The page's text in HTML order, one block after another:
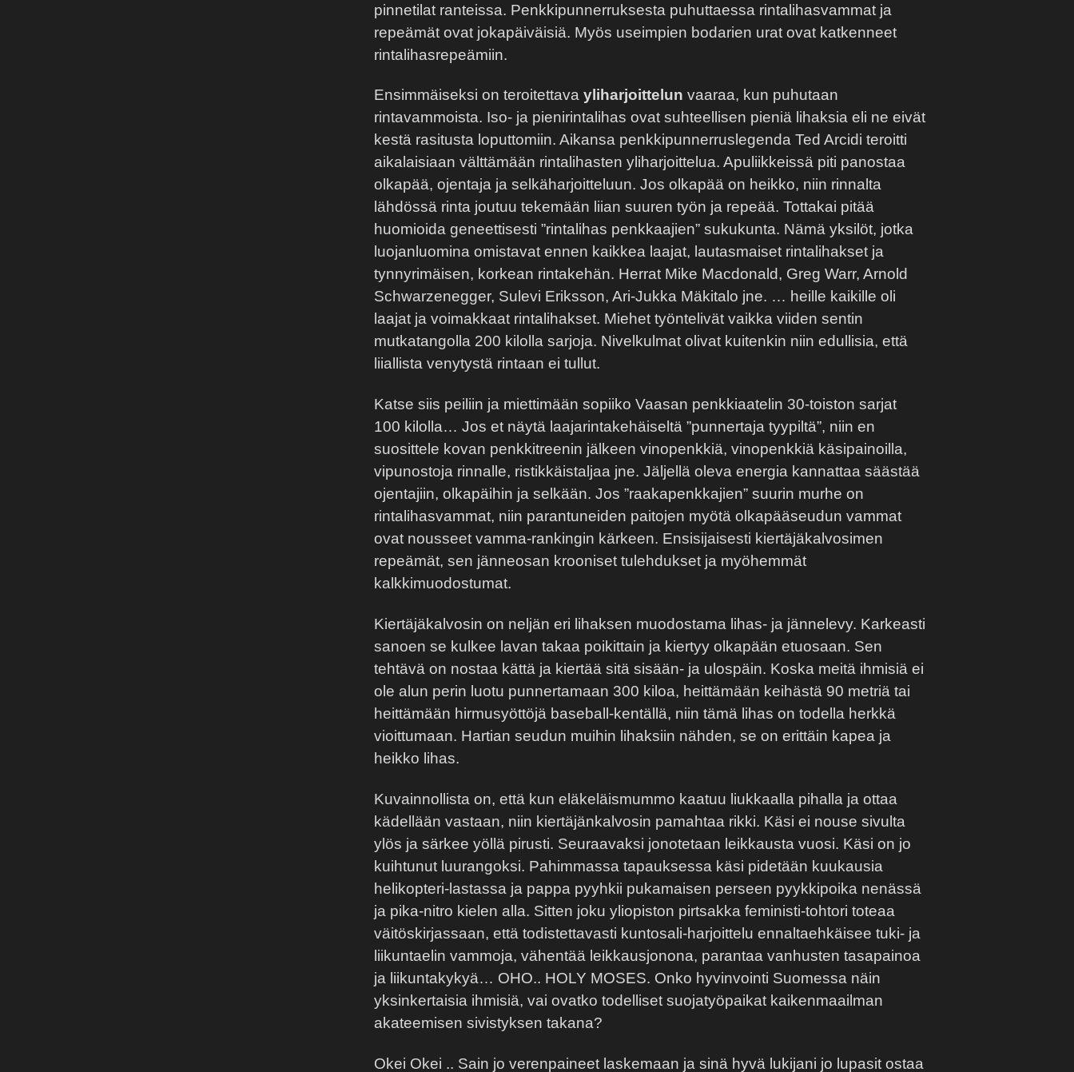
pinnetilat ranteissa. Penkkipunnerruksesta puhuttaessa rintalihasvammat ja
repeämät ovat jokapäiväisiä. Myös useimpien bodarien urat ovat katkenneet
rintalihasrepeämiin.
Ensimmäiseksi on teroitettavayliharjoittelun vaaraa, kun puhutaan
rintavammoista. Iso- ja pienirintalihas ovat suhteellisen pieniä lihaksia eli ne eivät
kestä rasitusta loputtomiin. Aikansa penkkipunnerruslegenda Ted Arcidi teroitti
aikalaisiaan välttämään rintalihasten yliharjoittelua. Apuliikkeissä piti panostaa
olkapää, ojentaja ja selkäharjoitteluun. Jos olkapää on heikko, niin rinnalta
lähdössä rinta joutuu tekemään liian suuren työn ja repeää. Tottakai pitää
huomioida geneettisesti ”rintalihas penkkaajien” sukukunta. Nämä yksilöt, jotka
luojanluomina omistavat ennen kaikkea laajat, lautasmaiset rintalihakset ja
tynnyrimäisen, korkean rintakehän. Herrat Mike Macdonald, Greg Warr, Arnold
Schwarzenegger, Sulevi Eriksson, Ari-Jukka Mäkitalo jne. … heille kaikille oli
laajat ja voimakkaat rintalihakset. Miehet työntelivät vaikka viiden sentin
mutkatangolla 200 kilolla sarjoja. Nivelkulmat olivat kuitenkin niin edullisia, että
liiallista venytystä rintaan ei tullut.
Katse siis peiliin ja miettimään sopiiko Vaasan penkkiaatelin 30-toiston sarjat
100 kilolla… Jos et näytä laajarintakehäiseltä ”punnertaja tyypiltä”, niin en
suosittele kovan penkkitreenin jälkeen vinopenkkiä, vinopenkkiä käsipainoilla,
vipunostoja rinnalle, ristikkäistaljaa jne. Jäljellä oleva energia kannattaa säästää
ojentajiin, olkapäihin ja selkään. Jos ”raakapenkkajien” suurin murhe on
rintalihasvammat, niin parantuneiden paitojen myötä olkapääseudun vammat
ovat nousseet vamma-rankingin kärkeen. Ensisijaisesti kiertäjäkalvosimen
repeämät, sen jänneosan krooniset tulehdukset ja myöhemmät
kalkkimuodostumat.
Kiertäjäkalvosin on neljän eri lihaksen muodostama lihas- ja jännelevy. Karkeasti
sanoen se kulkee lavan takaa poikittain ja kiertyy olkapään etuosaan. Sen
tehtävä on nostaa kättä ja kiertää sitä sisään- ja ulospäin. Koska meitä ihmisiä ei
ole alun perin luotu punnertamaan 300 kiloa, heittämään keihästä 90 metriä tai
heittämään hirmusyöttöjä baseball-kentällä, niin tämä lihas on todella herkkä
vioittumaan. Hartian seudun muihin lihaksiin nähden, se on erittäin kapea ja
heikko lihas.
Kuvainnollista on, että kun eläkeläismummo kaatuu liukkaalla pihalla ja ottaa
kädellään vastaan, niin kiertäjänkalvosin pamahtaa rikki. Käsi ei nouse sivulta
ylös ja särkee yöllä pirusti. Seuraavaksi jonotetaan leikkausta vuosi. Käsi on jo
kuihtunut luurangoksi. Pahimmassa tapauksessa käsi pidetään kuukausia
helikopteri-lastassa ja pappa pyyhkii pukamaisen perseen pyykkipoika nenässä
ja pika-nitro kielen alla. Sitten joku yliopiston pirtsakka feministi-tohtori toteaa
väitöskirjassaan, että todistettavasti kuntosali-harjoittelu ennaltaehkäisee tuki- ja
liikuntaelin vammoja, vähentää leikkausjonona, parantaa vanhusten tasapainoa
ja liikuntakykyä… OHO.. HOLY MOSES. Onko hyvinvointi Suomessa näin
yksinkertaisia ihmisiä, vai ovatko todelliset suojatyöpaikat kaikenmaailman
akateemisen sivistyksen takana?
Okei Okei .. Sain jo verenpaineet laskemaan ja sinä hyvä lukijani jo lupasit ostaa